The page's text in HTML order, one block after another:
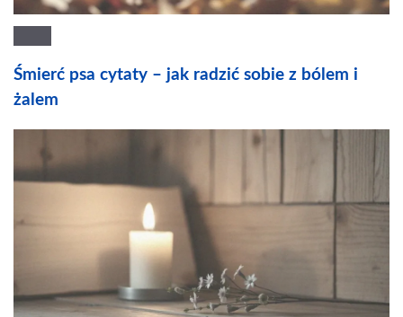
Śmierć psa cytaty – jak radzić sobie z bólem i
żalem